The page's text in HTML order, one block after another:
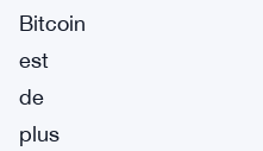
Bitcoin
est
de
plus